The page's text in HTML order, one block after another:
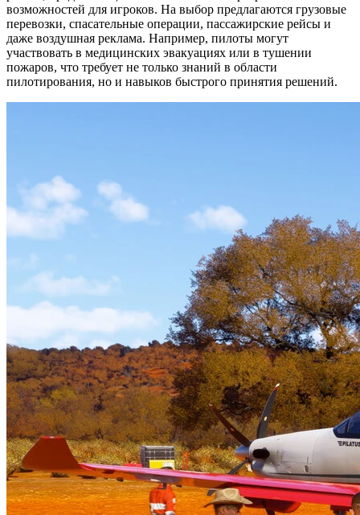
возможностей для игроков. На выбор предлагаются грузовые
перевозки, спасательные операции, пассажирские рейсы и
даже воздушная реклама. Например, пилоты могут
участвовать в медицинских эвакуациях или в тушении
пожаров, что требует не только знаний в области
пилотирования, но и навыков быстрого принятия решений.